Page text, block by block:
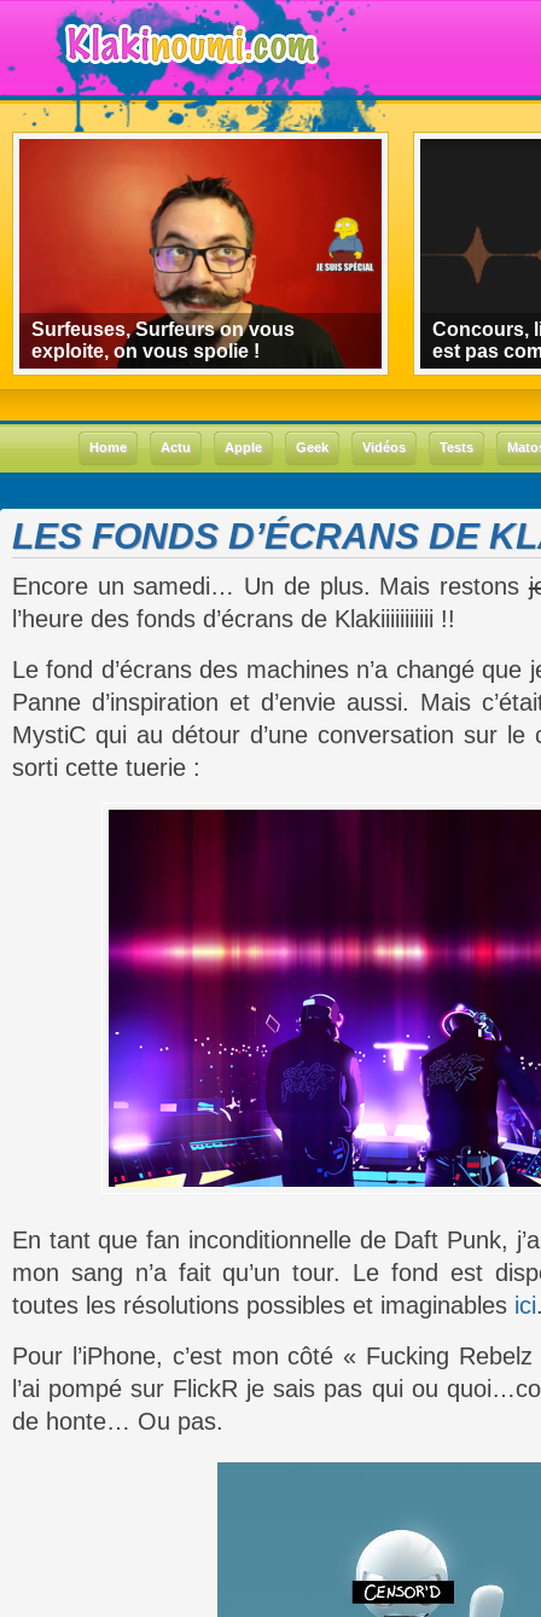
Surfeuses, Surfeurs on vous
exploite, on vous spolie !
Concours,
est pas
Home Actu Apple Geek Vidéos Tests
LES FONDS D’ÉCRANS DE
Encore un samedi… Un de plus. Mais restons
l’heure des fonds d’écrans de Klakiiiiiiiiiii !!
Le fond d’écrans des machines n’a changé
Panne d’inspiration et d’envie aussi. Mais
MystiC qui au détour d’une conversation sur le
sorti cette tuerie :
En tant que fan inconditionnelle de Daft Punk,
mon sang n’a fait qu’un tour. Le fond est
toutes les résolutions possibles et imaginables ici
Pour l’iPhone, c’est mon côté « Fucking
l’ai pompé sur FlickR je sais pas qui ou
de honte… Ou pas.